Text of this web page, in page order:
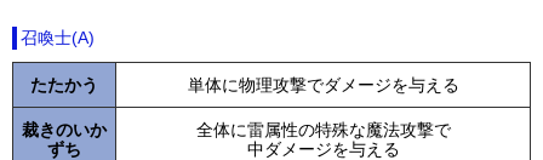
召喚士(A)
たたかう 単体に物理攻撃でダメージを与える
裁きのいか
ずち
全体に雷属性の特殊な魔法攻撃で
中ダメージを与える